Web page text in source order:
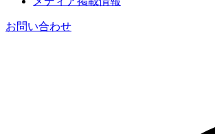
お問い合わせ